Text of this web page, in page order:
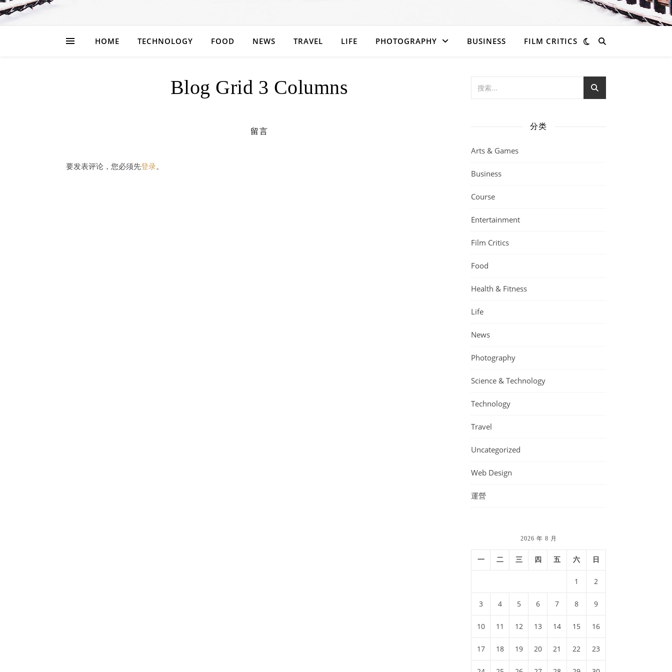
HOME TECHNOLOGY FOOD NEWS TRAVEL LIFE PHOTOGRAPHY BUSINESS FILM CRITICS
Blog Grid 3 Columns
留言
要发表评论，您必须先登录。
分类
Arts & Games
Business
Course
Entertainment
Film Critics
Food
Health & Fitness
Life
News
Photography
Science & Technology
Technology
Travel
Uncategorized
Web Design
運營
2026 年 8 月
一 二 三 四 五 六 日
1 2
3 4 5 6 7 8 9
10 11 12 13 14 15 16
17 18 19 20 21 22 23